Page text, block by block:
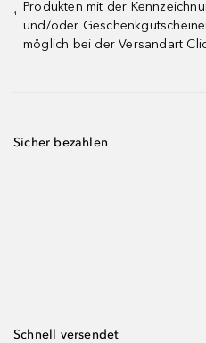
¹
Produkten mit der
und/oder
möglich bei der Versandart
Sicher bezahlen
Schnell versendet